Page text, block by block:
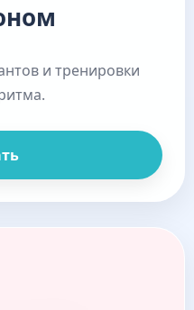
и тренировки